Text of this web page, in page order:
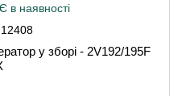
12408
Є в наявності
у зборі - 2V192/195F